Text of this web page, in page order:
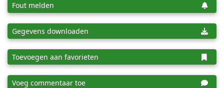
Fout melden
Gegevens downloaden
Toevoegen aan favorieten
Voeg commentaar toe